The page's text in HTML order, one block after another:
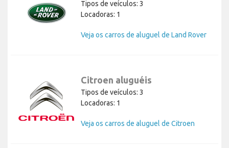
Tipos de veículos: 3
Locadoras: 1
Veja os carros de aluguel de Land Rover
Citroen aluguéis
Tipos de veículos: 3
Locadoras: 1
Veja os carros de aluguel de Citroen